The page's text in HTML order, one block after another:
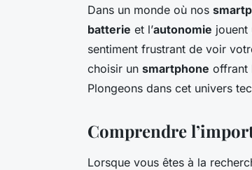
Dans un monde où nos
batterie et l’autonomie jouent
sentiment frustrant de voir
choisir un smartphone offrant
Plongeons dans cet univers
Comprendre
Lorsque vous êtes à la